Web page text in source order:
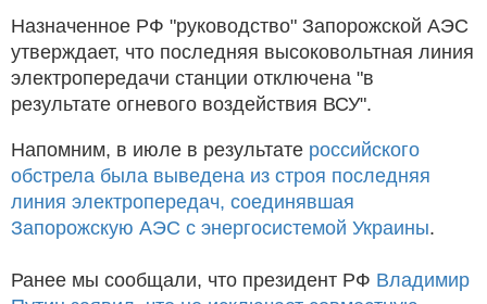
Назначенное РФ "руководство" Запорожской АЭС
утверждает, что последняя высоковольтная линия
электропередачи станции отключена "в
результате огневого воздействия ВСУ".
Напомним, в июле в результате российского
обстрела была выведена из строя последняя
линия электропередач, соединявшая
Запорожскую АЭС с энергосистемой Украины.
Ранее мы сообщали, что президент РФ Владимир